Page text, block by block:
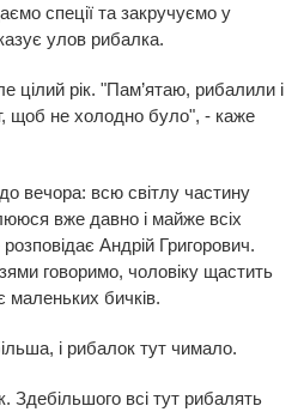
спеції та закручуємо у
улов рибалка.
цілий рік. "Пам’ятаю, рибалили і
щоб не холодно було", - каже
вечора: всю світлу частину
вже давно і майже всіх
Андрій Григорович.
говоримо, чоловіку щастить
бичків.
і рибалок тут чимало.
Здебільшого всі тут рибалять